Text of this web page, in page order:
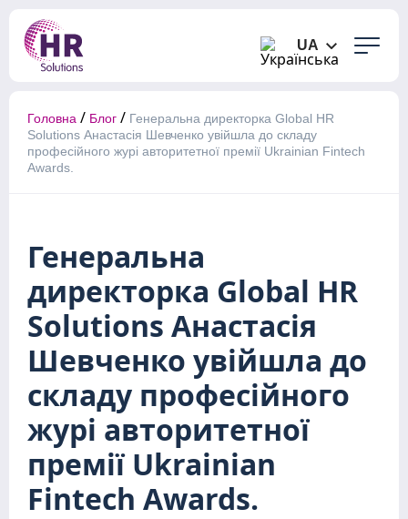
UA
Головна / Блог / Генеральна директорка Global HR
Solutions Анастасія Шевченко увійшла до складу
професійного журі авторитетної премії Ukrainian Fintech
Awards.
Генеральна
директорка Global HR
Solutions Анастасія
Шевченко увійшла до
складу професійного
журі авторитетної
премії Ukrainian
Fintech Awards.